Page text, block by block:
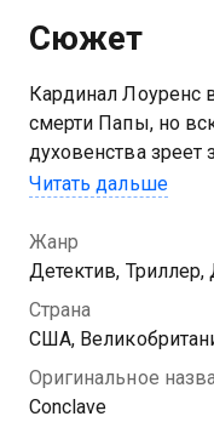
Сюжет
Кардинал Лоуренс
смерти Папы, но
духовенства зреет
раскрывает, может
Читать дальше
Жанр
Детектив,
Страна
США,
Оригинальное
Conclave